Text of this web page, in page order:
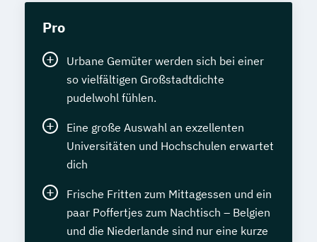
Pro
Urbane Gemüter werden sich bei einer
so vielfältigen Großstadtdichte
pudelwohl fühlen.
Eine große Auswahl an exzellenten
Universitäten und Hochschulen erwartet
dich
Frische Fritten zum Mittagessen und ein
paar Poffertjes zum Nachtisch – Belgien
und die Niederlande sind nur eine kurze